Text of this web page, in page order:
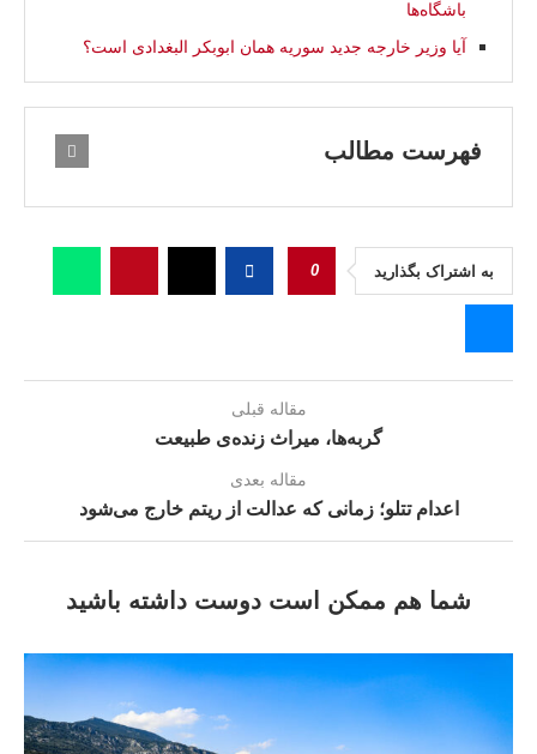
باشگاه‌ها
آیا وزیر خارجه جدید سوریه همان ابوبکر البغدادی است؟
فهرست مطالب
به اشتراک بگذارید 0
مقاله قبلی
گربه‌ها، میراث زنده‌ی طبیعت
مقاله بعدی
اعدام تتلو؛ زمانی که عدالت از ریتم خارج می‌شود
شما هم ممکن است دوست داشته باشید